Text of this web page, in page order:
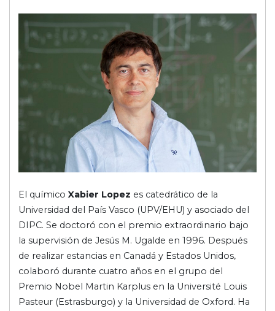
El químicoXabier Lopez es catedrático de la
Universidad del País Vasco (UPV/EHU) y asociado del
DIPC. Se doctoró con el premio extraordinario bajo
la supervisión de Jesús M. Ugalde en 1996. Después
de realizar estancias en Canadá y Estados Unidos,
colaboró durante cuatro años en el grupo del
Premio Nobel Martin Karplus en la Université Louis
Pasteur (Estrasburgo) y la Universidad de Oxford. Ha